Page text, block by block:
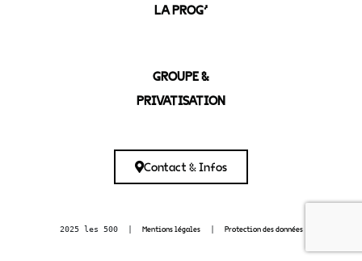
LA PROG’
GROUPE &
PRIVATISATION
Contact & Infos
2025 les 500  | Mentions légales | Protection des données